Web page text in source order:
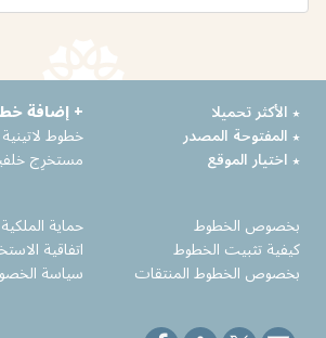
٭ الأكثر تحميلا
٭ المفتوحة المصدر
٭ اختيار الموقع
+ إضافة
خطوط لاتينية
مستخرِج
بخصوص الخطوط
كيفية تثبيت الخطوط
بخصوص الخطوط المنتقات
حماية
اتفاقية
سياسة